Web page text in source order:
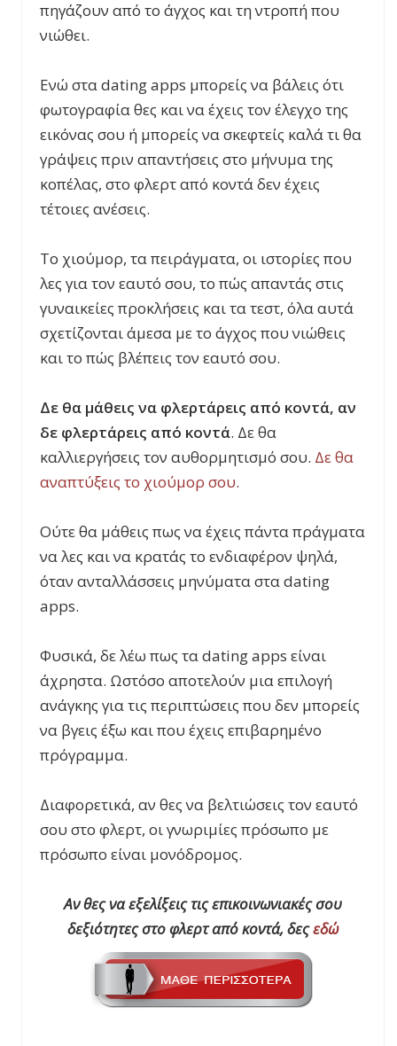
πηγάζουν από το άγχος και τη ντροπή που
νιώθει.
Ενώ στα dating apps μπορείς να βάλεις ότι
φωτογραφία θες και να έχεις τον έλεγχο της
εικόνας σου ή μπορείς να σκεφτείς καλά τι θα
γράψεις πριν απαντήσεις στο μήνυμα της
κοπέλας, στο φλερτ από κοντά δεν έχεις
τέτοιες ανέσεις.
Το χιούμορ, τα πειράγματα, οι ιστορίες που
λες για τον εαυτό σου, το πώς απαντάς στις
γυναικείες προκλήσεις και τα τεστ, όλα αυτά
σχετίζονται άμεσα με το άγχος που νιώθεις
και το πώς βλέπεις τον εαυτό σου.
Δε θα μάθεις να φλερτάρεις από κοντά, αν
δε φλερτάρεις από κοντά. Δε θα
καλλιεργήσεις τον αυθορμητισμό σου. Δε θα
αναπτύξεις το χιούμορ σου.
Ούτε θα μάθεις πως να έχεις πάντα πράγματα
να λες και να κρατάς το ενδιαφέρον ψηλά,
όταν ανταλλάσσεις μηνύματα στα dating
apps.
Φυσικά, δε λέω πως τα dating apps είναι
άχρηστα. Ωστόσο αποτελούν μια επιλογή
ανάγκης για τις περιπτώσεις που δεν μπορείς
να βγεις έξω και που έχεις επιβαρημένο
πρόγραμμα.
Διαφορετικά, αν θες να βελτιώσεις τον εαυτό
σου στο φλερτ, οι γνωριμίες πρόσωπο με
πρόσωπο είναι μονόδρομος.
Αν θες να εξελίξεις τις επικοινωνιακές σου
δεξιότητες στο φλερτ από κοντά, δεςεδώ